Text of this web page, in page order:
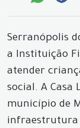
Serranópolis
a Instituição
atender
social. A
município de
infraestrutura